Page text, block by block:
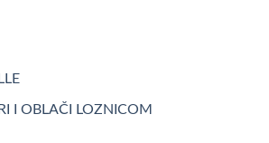
I OBLAČI LOZNICOM